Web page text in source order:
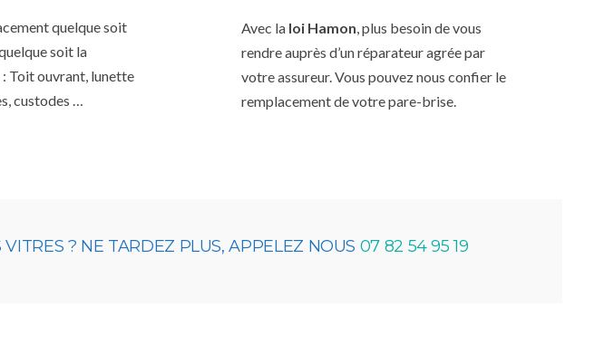
quelque soit
soit la
Toit ouvrant, lunette
custodes …
Avec la loi Hamon, plus besoin de vous
rendre auprès d’un réparateur agrée par
votre assureur. Vous pouvez nous confier le
remplacement de votre pare-brise.
? NE TARDEZ PLUS, APPELEZ NOUS 07 82 54 95 19